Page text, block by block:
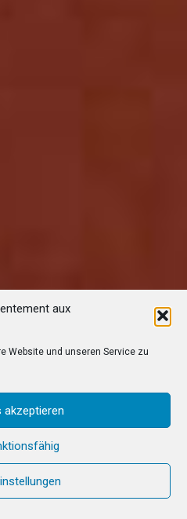
aux
Website und unseren Service zu
akzeptieren